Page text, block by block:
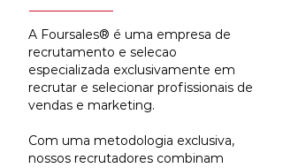
A Foursales® é uma empresa de
recrutamento e selecao
especializada exclusivamente em
recrutar e selecionar profissionais de
vendas e marketing.
Com uma metodologia exclusiva,
nossos recrutadores combinam